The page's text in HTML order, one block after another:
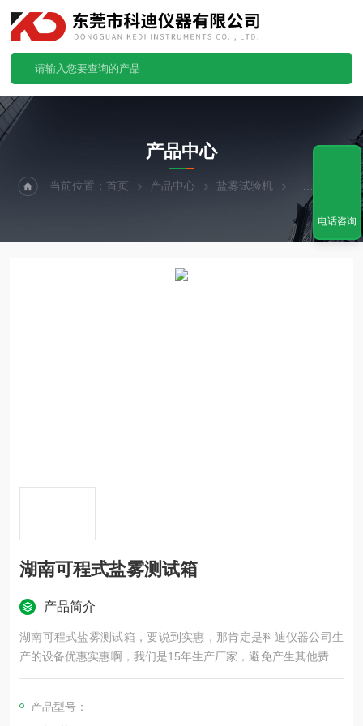
PRODUCTS CENTER
产品中心
当前位置：首页 产品中心 盐雾试验机 可程式盐雾
湖南可程式盐雾测试箱
产品简介
湖南可程式盐雾测试箱，要说到实惠，那肯定是科迪仪器公司生
产的设备优惠实惠啊，我们是15年生产厂家，避免产生其他费用,
专业提供性能稳定,性价比高的设备,设备经久耐用,运输方便,应用
产品型号：
电话咨询